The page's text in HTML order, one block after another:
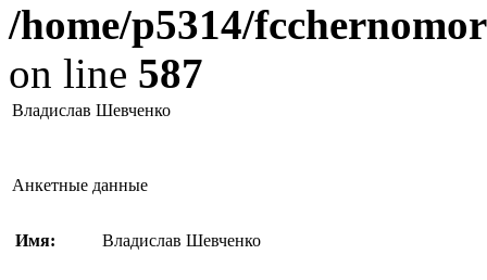
/home/p5314/
on line 587
Владислав Шевченко
Анкетные данные
Имя: Владислав Шевченко